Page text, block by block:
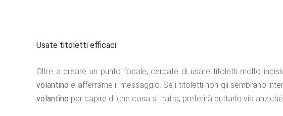
Usate titoletti efficaci
Oltre a creare un punto focale, cercate di usare titoletti molto
volantino e afferrarne il messaggio. Se i titoletti non gli sembrano
volantino per capire di che cosa si tratta, preferirà buttarlo via